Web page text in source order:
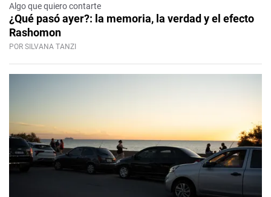
Algo que quiero contarte
¿Qué pasó ayer?: la memoria, la verdad y el efecto
Rashomon
POR SILVANA TANZI